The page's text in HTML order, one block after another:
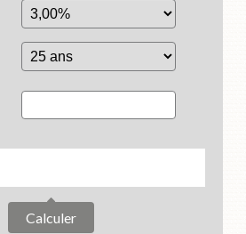
Calculer